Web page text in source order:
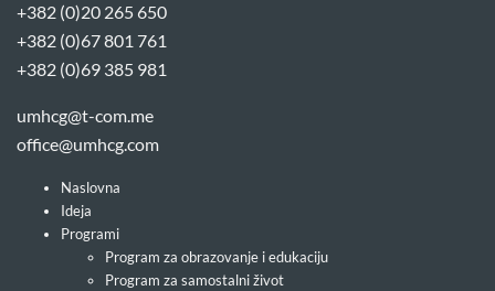
+382 (0)20 265 650
+382 (0)67 801 761
+382 (0)69 385 981
umhcg@t-com.me
office@umhcg.com
Naslovna
Ideja
Programi
Program za obrazovanje i edukaciju
Program za samostalni život